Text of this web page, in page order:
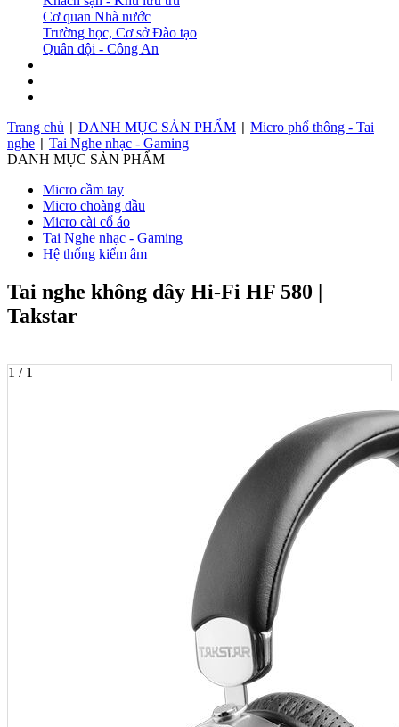
Cơ quan Nhà nước
Trường học, Cơ sở Đào tạo
Quân đội - Công An
Trang chủ
DANH MỤC SẢN PHẨM
Micro phổ thông - Tai
nghe
Tai Nghe nhạc - Gaming
DANH MỤC SẢN PHẨM
Micro cầm tay
Micro choàng đầu
Micro cài cổ áo
Tai Nghe nhạc - Gaming
Hệ thống kiểm âm
Tai nghe không dây Hi-Fi HF 580 |
Takstar
1 / 1